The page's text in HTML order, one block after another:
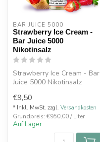
BAR JUICE 5000
Strawberry Ice Cream -
Bar Juice 5000
Nikotinsalz
Strawberry Ice Cream - Bar
Juice 5000 Nikotinsalz
Erdbeereis m...
€9,50
* Inkl. MwSt. zzgl. Versandkosten
Grundpreis: €950,00 / Liter
Auf Lager